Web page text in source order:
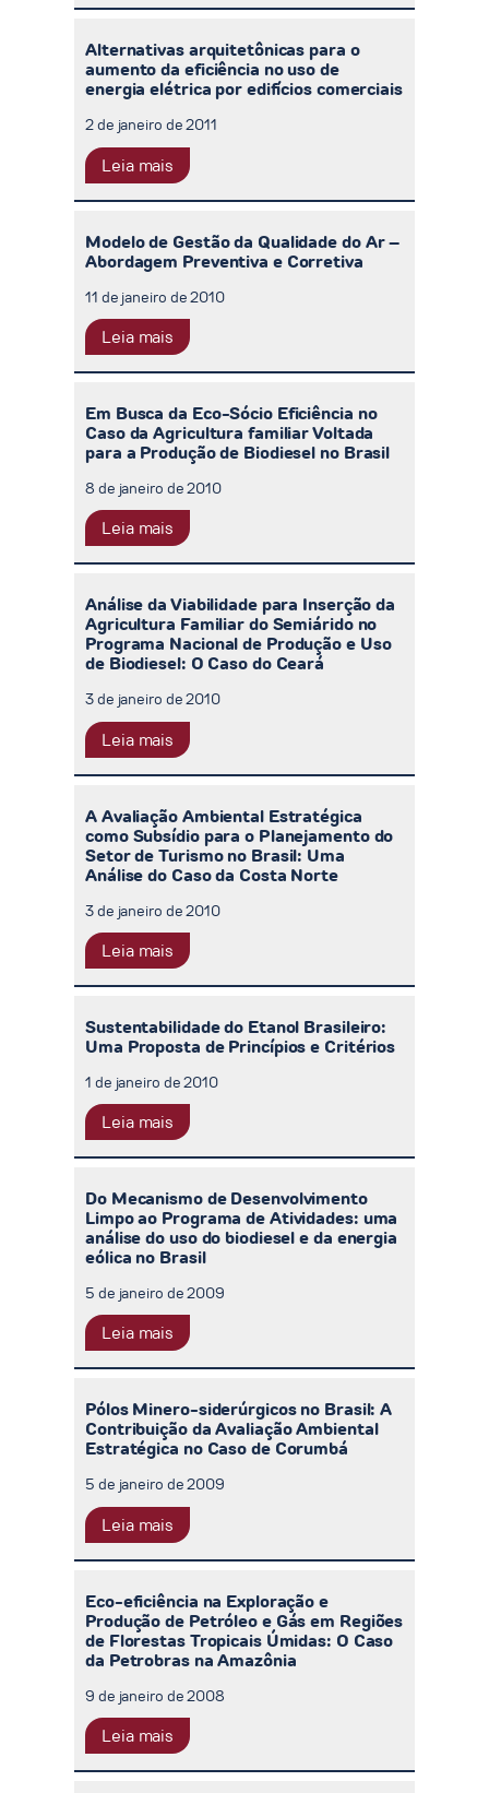
Alternativas arquitetônicas para o
aumento da eficiência no uso de
energia elétrica por edifícios comerciais
2 de janeiro de 2011
Leia mais
Modelo de Gestão da Qualidade do Ar –
Abordagem Preventiva e Corretiva
11 de janeiro de 2010
Leia mais
Em Busca da Eco-Sócio Eficiência no
Caso da Agricultura familiar Voltada
para a Produção de Biodiesel no Brasil
8 de janeiro de 2010
Leia mais
Análise da Viabilidade para Inserção da
Agricultura Familiar do Semiárido no
Programa Nacional de Produção e Uso
de Biodiesel: O Caso do Ceará
3 de janeiro de 2010
Leia mais
A Avaliação Ambiental Estratégica
como Subsídio para o Planejamento do
Setor de Turismo no Brasil: Uma
Análise do Caso da Costa Norte
3 de janeiro de 2010
Leia mais
Sustentabilidade do Etanol Brasileiro:
Uma Proposta de Princípios e Critérios
1 de janeiro de 2010
Leia mais
Do Mecanismo de Desenvolvimento
Limpo ao Programa de Atividades: uma
análise do uso do biodiesel e da energia
eólica no Brasil
5 de janeiro de 2009
Leia mais
Pólos Minero-siderúrgicos no Brasil: A
Contribuição da Avaliação Ambiental
Estratégica no Caso de Corumbá
5 de janeiro de 2009
Leia mais
Eco-eficiência na Exploração e
Produção de Petróleo e Gás em Regiões
de Florestas Tropicais Úmidas: O Caso
da Petrobras na Amazônia
9 de janeiro de 2008
Leia mais